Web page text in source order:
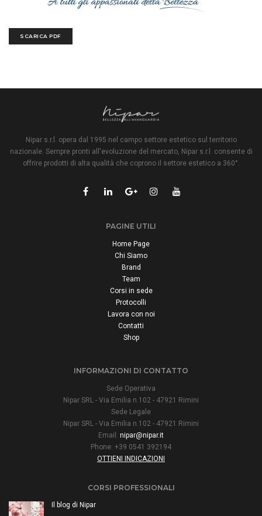
SCARICA PDF
Nipar s.r.l. opera dal 1995 nel campo settore estetico sul territorio
nazionale. Sempre pronti all'evoluzione del mercato, Nipar s.r.l. consente di
offrire prodotti di alta qualità che coprono il settore estetico a 360°.
PAGINE UTILI
Home Page
Chi Siamo
Brand
Team
Corsi in sede
Protocolli
Lavora con noi
Contatti
Shop
INFORMAZIONI DI CONTATTO
Sede Operativa
Nipar SRL - Via Emilia n.102 - 47921 Rimini
Sede Legale
Nipar SRL - Via Emilia n.102 - 47921 Rimini
Email: nipar@nipar.it
Phone: +39 0541 392194
OTTIENI INDICAZIONI
CORSI PROFESSIONALI
Il blog di Nipar